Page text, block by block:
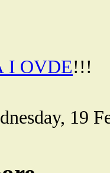
I OVDE!!!
19